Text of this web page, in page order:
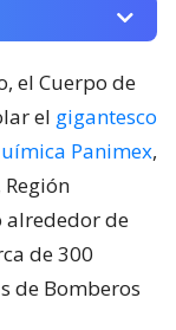
el Cuerpo de
el gigantesco
Panimex,
alrededor de
de 300
de Bomberos